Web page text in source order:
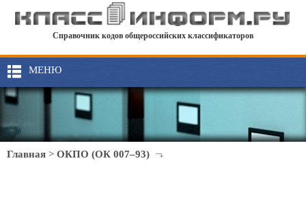
Справочник кодов общероссийских классификаторов
МЕНЮ
Главная > ОКПО (ОК 007–93)